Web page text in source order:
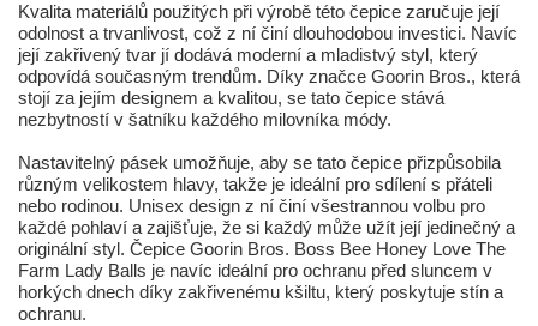
Kvalita materiálů použitých při výrobě této čepice zaručuje její
odolnost a trvanlivost, což z ní činí dlouhodobou investici. Navíc
její zakřivený tvar jí dodává moderní a mladistvý styl, který
odpovídá současným trendům. Díky značce Goorin Bros., která
stojí za jejím designem a kvalitou, se tato čepice stává
nezbytností v šatníku každého milovníka módy.
Nastavitelný pásek umožňuje, aby se tato čepice přizpůsobila
různým velikostem hlavy, takže je ideální pro sdílení s přáteli
nebo rodinou. Unisex design z ní činí všestrannou volbu pro
každé pohlaví a zajišťuje, že si každý může užít její jedinečný a
originální styl. Čepice Goorin Bros. Boss Bee Honey Love The
Farm Lady Balls je navíc ideální pro ochranu před sluncem v
horkých dnech díky zakřivenému kšiltu, který poskytuje stín a
ochranu.